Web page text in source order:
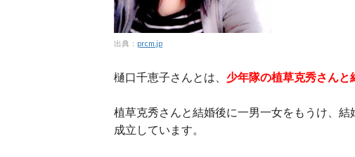
出典： prcm.jp
樋口千恵子さんとは、 少年隊の植草克秀さんと
植草克秀さんと結婚後に一男一女をもうけ、結
成立しています。